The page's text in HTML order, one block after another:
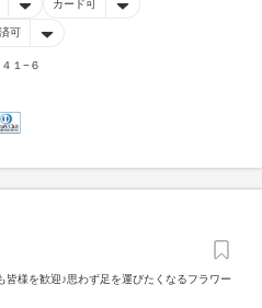
カード可
可
１−６
様を歓迎♪思わず足を運びたくなるフラワー